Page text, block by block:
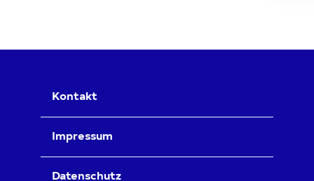
Kontakt
Impressum
Datenschutz